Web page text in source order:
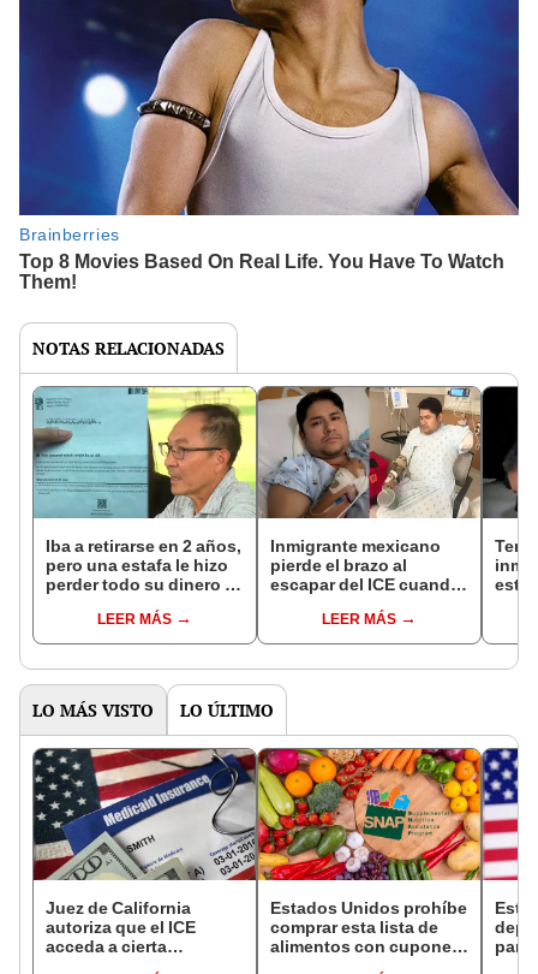
NOTAS RELACIONADAS
Iba a retirarse en 2 años,
pero una estafa le hizo
perder todo su dinero y
en EEUU: "No sé
cuándo podré
LEER MÁS
Inmigrante mexicano
pierde el brazo al
escapar del ICE cuando
California: "Pensaron
que estaba muerto"
LEER MÁS
este
ICE
LO MÁS VISTO LO ÚLTIMO
Juez de California
autoriza que el ICE
acceda a cierta
Estados Unidos prohíbe
comprar esta lista de
alimentos con cupones
para